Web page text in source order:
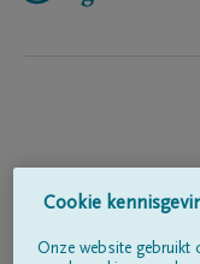
Cookie
Onze website gebruikt